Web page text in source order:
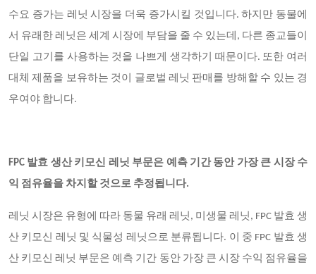
수요 증가는 레닛 시장을 더욱 증가시킬 것입니다. 하지만 동물에
서 유래한 레닛은 세계 시장에 부담을 줄 수 있는데, 다른 종교들이
단일 고기를 사용하는 것을 나쁘게 생각하기 때문이다. 또한 여러
대체 제품을 보유하는 것이 글로벌 레닛 판매를 방해할 수 있는 경
우여야 합니다.
FPC 발효 생산 키모신 레닛 부문은 예측 기간 동안 가장 큰 시장 수
익 점유율을 차지할 것으로 추정됩니다.
레닛 시장은 유형에 따라 동물 유래 레닛, 미생물 레닛, FPC 발효 생
산 키모신 레닛 및 식물성 레닛으로 분류됩니다. 이 중 FPC 발효 생
산 키모신 레닛 부문은 예측 기간 동안 가장 큰 시장 수익 점유율을